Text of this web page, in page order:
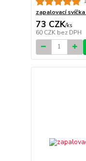
zapalovací
73 CZK/ks
60 CZK bez DPH